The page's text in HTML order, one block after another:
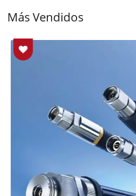
Más Vendidos